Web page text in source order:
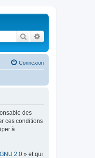
Rechercher
Connexion
des
ces conditions
à
2.0 » et qui